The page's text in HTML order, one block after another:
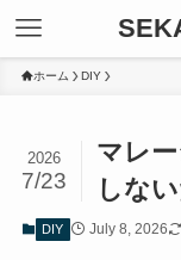
ホーム DIY
マレ
しな
2026
7/23
DIY July 8, 2026